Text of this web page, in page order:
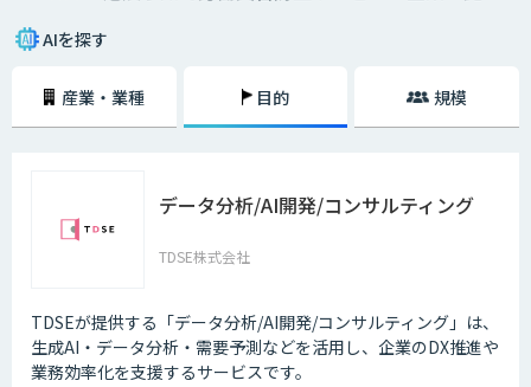
AIを探す
産業・業種 目的 規模
データ分析/AI開発/コンサルティング
TDSE株式会社
TDSEが提供する「データ分析/AI開発/コンサルティング」は、
生成AI・データ分析・需要予測などを活用し、企業のDX推進や
業務効率化を支援するサービスです。